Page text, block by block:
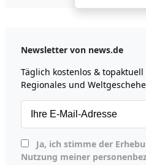
Newsletter von news.de
Täglich kostenlos &
Regionales und
Nutzung meiner